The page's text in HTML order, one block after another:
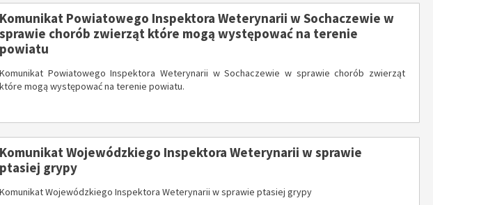
Iłowowi - fotorelacja
800-lecie pierwszej wzmianki o Iłowie
miejskich - Specjalna Łódzka Strefa Ekonomiczna
Komunikat Powiatowego Inspektora Weterynarii w Sochaczewie w
sprawie chorób zwierząt które mogą występować na terenie
powiatu
Komunikat Powiatowego Inspektora Weterynarii w Sochaczewie w sprawie chorób zwierząt
które mogą występować na terenie powiatu.
Komunikat Wojewódzkiego Inspektora Weterynarii w sprawie
ptasiej grypy
Komunikat Wojewódzkiego Inspektora Weterynarii w sprawie ptasiej grypy